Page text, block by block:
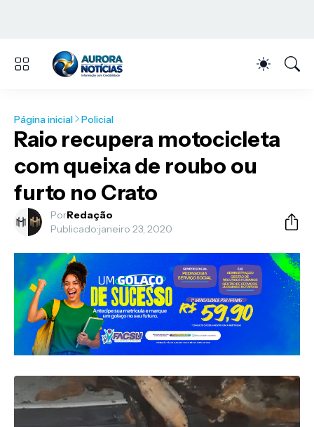
Página inicial Policial
Raio recupera motocicleta
com queixa de roubo ou
furto no Crato
PorRedação
Publicado:janeiro 23, 2020